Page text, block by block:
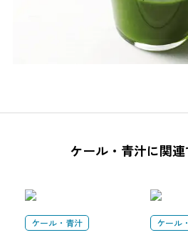
ケール・青汁に関
ケール・青汁 ケール